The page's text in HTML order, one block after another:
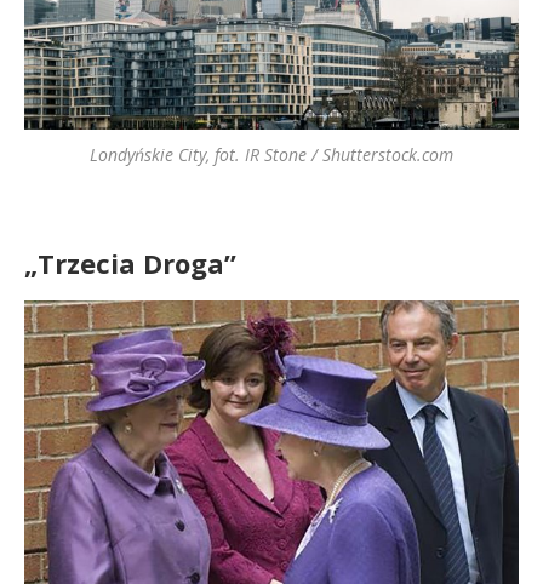
Londyńskie City, fot. IR Stone / Shutterstock.com
„Trzecia Droga”